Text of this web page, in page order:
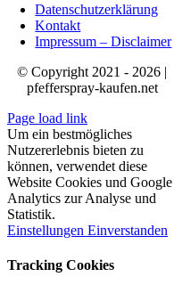
Datenschutzerklärung
Kontakt
Impressum – Disclaimer
© Copyright 2021 - 2026 |
pfefferspray-kaufen.net
Page load link
Um ein bestmögliches
Nutzererlebnis bieten zu
können, verwendet diese
Website Cookies und Google
Analytics zur Analyse und
Statistik.
Einstellungen Einverstanden
Tracking Cookies